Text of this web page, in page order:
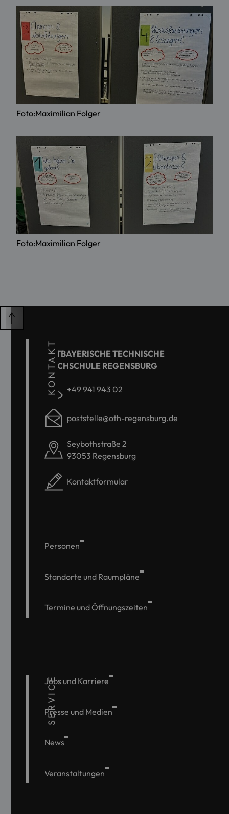
Foto:Maximilian Folger
Foto:Maximilian Folger
KONTAKT
OSTBAYERISCHE TECHNISCHE
HOCHSCHULE REGENSBURG
+49 941 943 02
poststelle@oth-regensburg.de
Seybothstraße 2
93053 Regensburg
Kontaktformular
Personen
Standorte und Raumpläne
Termine und Öffnungszeiten
SERVICE
Jobs und Karriere
Presse und Medien
News
Veranstaltungen